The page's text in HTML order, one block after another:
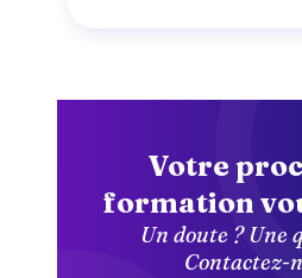
Votre
formation
Un doute ? Une
Contactez-